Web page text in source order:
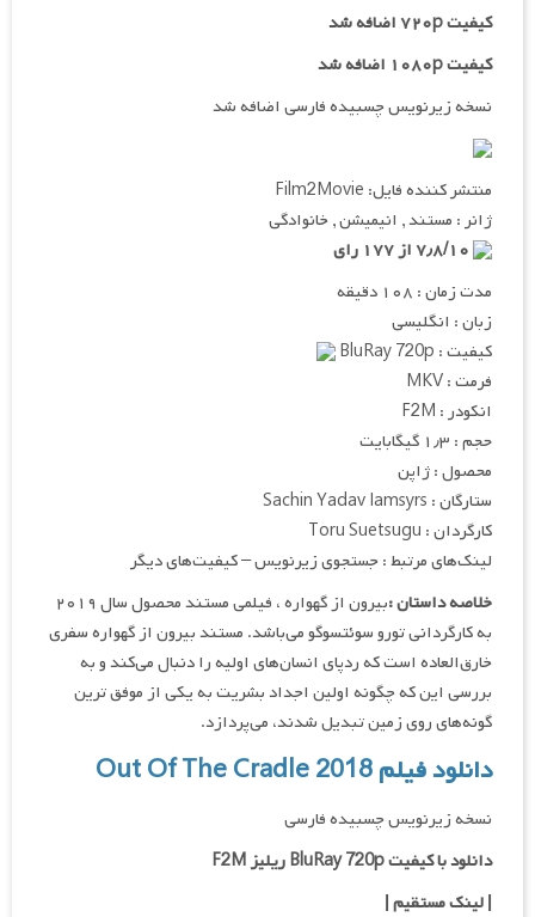
کیفیت ۷۲۰p اضافه شد
کیفیت ۱۰۸۰p اضافه شد
نسخه زیرنویس چسبیده فارسی اضافه شد
منتشر کننده فایل: Film2Movie
ژانر : مستند , انیمیشن , خانوادگی
مدت زمان : ۱۰۸ دقیقه
زبان : انگلیسی
کیفیت : BluRay 720p
فرمت : MKV
انکودر : F2M
حجم : ۱٫۳ گیگابایت
محصول : ژاپن
ستارگان : Sachin Yadav Iamsyrs
کارگردان : Toru Suetsugu
لینک‌های مرتبط : جستجوی زیرنویس – کیفیت‌های دیگر
خلاصه داستان :
بیرون از گهواره ، فیلمی مستند محصول سال ۲۰۱۹
به کارگردانی تورو سوئتسوگو می‌باشد. مستند بیرون از گهواره سفری
خارق‌العاده است که ردپای انسان‌های اولیه را دنبال می‌کند و به
بررسی این که چگونه اولین اجداد بشریت به یکی از موفق ترین
گونه‌های روی زمین تبدیل شدند، می‌پردازد.
دانلود فیلم Out Of The Cradle 2018
نسخه زیرنویس چسبیده فارسی
دانلود با کیفیت BluRay 720p ریلیز F2M
| لینک مستقیم|